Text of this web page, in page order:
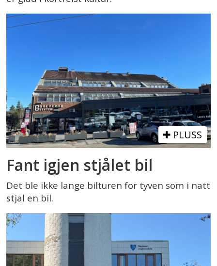
PLUSS
Fant igjen stjålet bil
Det ble ikke lange bilturen for tyven som i natt
stjal en bil.